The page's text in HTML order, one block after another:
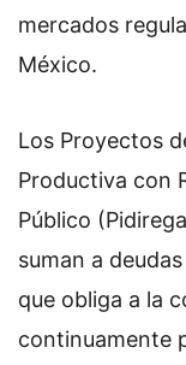
mercados
México.
Los Proyectos
Productiva con
Público
suman a
que obliga a la
continuamente